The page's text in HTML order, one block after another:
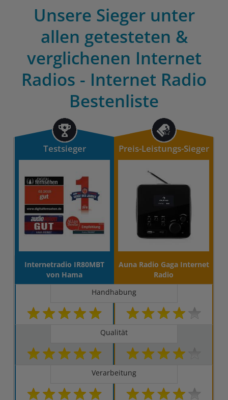
Unsere Sieger unter
allen getesteten &
verglichenen Internet
Radios - Internet Radio
Bestenliste
Testsieger Preis-Leistungs-Sieger
Internetradio IR80MBT
von Hama
Auna Radio Gaga Internet
Radio
Handhabung
Qualität
Verarbeitung